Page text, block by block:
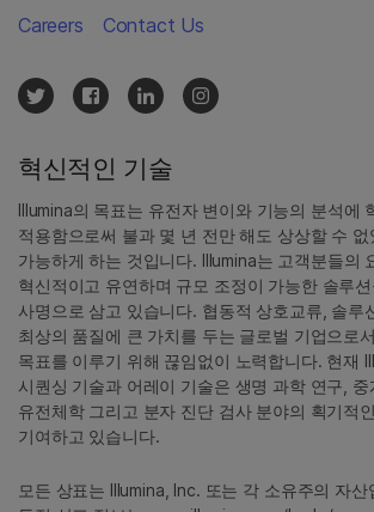
혁신적인 기술
Illumina의 목표는 유전자 변이와 기능의 분석에
적용함으로써 불과 몇 년 전만 해도 상상할 수 없
가능하게 하는 것입니다. Illumina는 고객분들의
혁신적이고 유연하며 규모 조정이 가능한 솔루
사명으로 삼고 있습니다. 협동적 상호교류, 솔루
최상의 품질에 큰 가치를 두는 글로벌 기업으로
목표를 이루기 위해 끊임없이 노력합니다. 현재
시퀀싱 기술과 어레이 기술은 생명 과학 연구,
유전체학 그리고 분자 진단 검사 분야의 획기적
기여하고 있습니다.
모든 상표는 Illumina, Inc. 또는 각 소유주의 자산
Careers Contact Us